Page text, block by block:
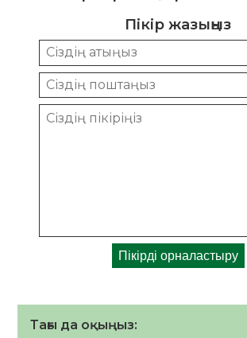
Пікір жазыңыз
Тағы да оқыңыз: